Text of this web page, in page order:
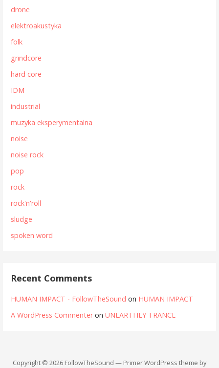
drone
elektroakustyka
folk
grindcore
hard core
IDM
industrial
muzyka eksperymentalna
noise
noise rock
pop
rock
rock'n'roll
sludge
spoken word
Recent Comments
HUMAN IMPACT - FollowTheSound on HUMAN IMPACT
A WordPress CommenteronUNEARTHLY TRANCE
Copyright © 2026 FollowTheSound — Primer WordPress theme by